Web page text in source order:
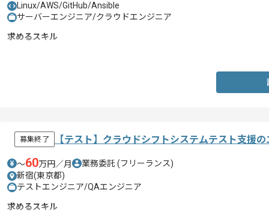
Linux/AWS/GitHub/Ansible
サーバーエンジニア/クラウドエンジニア
求めるスキル
募集終了 【テスト】クラウドシフトシステムテスト支援
〜60万円／月 業務委託 (フリーランス)
新宿(東京都)
テストエンジニア/QAエンジニア
求めるスキル